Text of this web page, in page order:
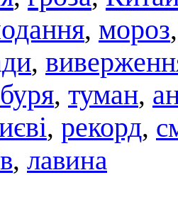
, мороз
,
буря, туман,
, рекорд,
, лавина